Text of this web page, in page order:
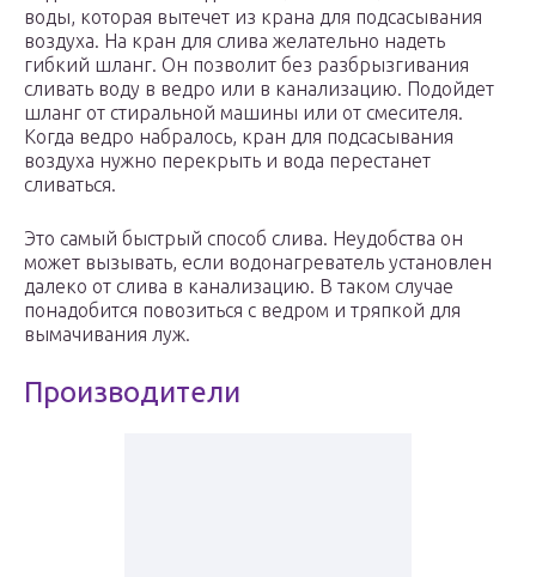
воды, которая вытечет из крана для подсасывания
воздуха. На кран для слива желательно надеть
гибкий шланг. Он позволит без разбрызгивания
сливать воду в ведро или в канализацию. Подойдет
шланг от стиральной машины или от смесителя.
Когда ведро набралось, кран для подсасывания
воздуха нужно перекрыть и вода перестанет
сливаться.
Это самый быстрый способ слива. Неудобства он
может вызывать, если водонагреватель установлен
далеко от слива в канализацию. В таком случае
понадобится повозиться с ведром и тряпкой для
вымачивания луж.
Производители